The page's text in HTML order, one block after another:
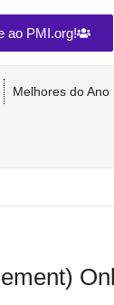
ao PMI.org!
Melhores do Ano